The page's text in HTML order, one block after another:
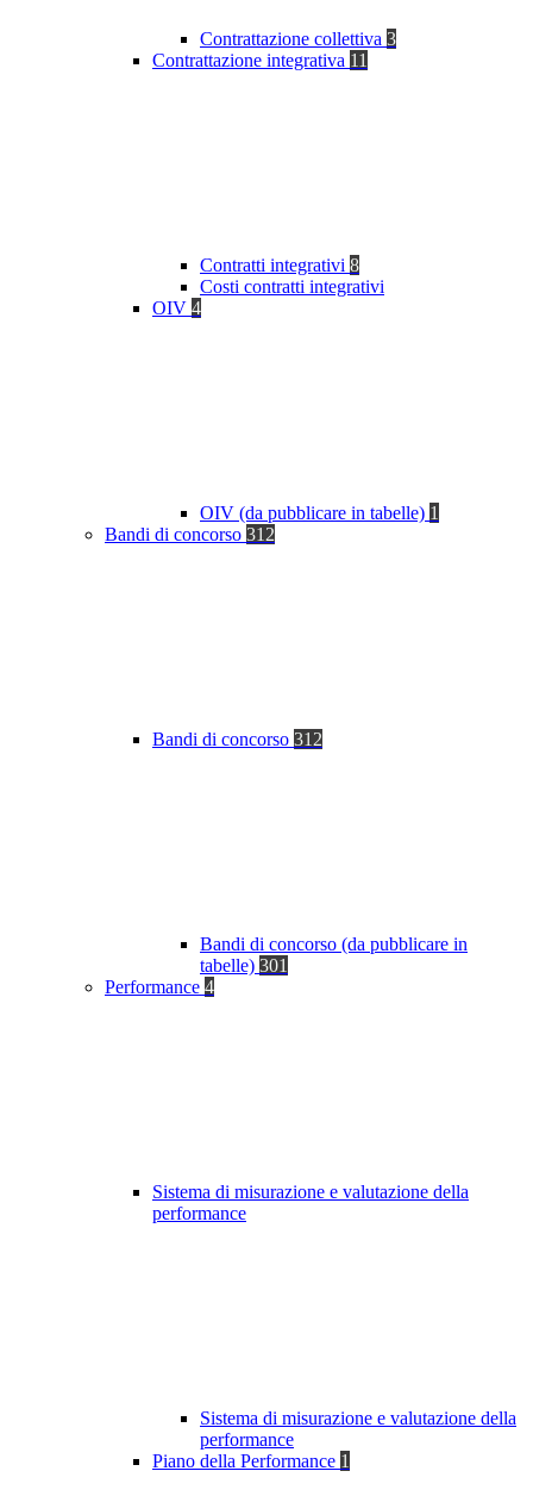
Contrattazione collettiva 3
Contrattazione integrativa 11
Contratti integrativi 8
Costi contratti integrativi
OIV 4
OIV (da pubblicare in tabelle) 1
Bandi di concorso 312
Bandi di concorso 312
Bandi di concorso (da pubblicare in
tabelle) 301
Performance 4
Sistema di misurazione e valutazione della
performance
Sistema di misurazione e valutazione della
performance
Piano della Performance 1